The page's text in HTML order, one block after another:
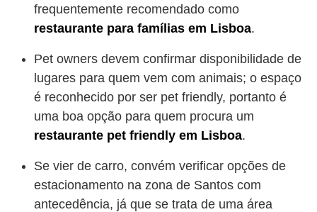
frequentemente recomendado como
restaurante para famílias em Lisboa.
Pet owners devem confirmar disponibilidade de
lugares para quem vem com animais; o espaço
é reconhecido por ser pet friendly, portanto é
uma boa opção para quem procura um
restaurante pet friendly em Lisboa.
Se vier de carro, convém verificar opções de
estacionamento na zona de Santos com
antecedência, já que se trata de uma área